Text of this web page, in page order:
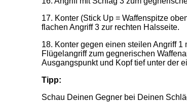
17. Konter (Stick Up = Waffenspitze
flachen Angriff 3 zur rechten Halsseite.
18. Konter gegen einen steilen Angriff 1
Flügelangriff zum gegnerischen
Ausgangspunkt und Kopf tief unter der
Tipp:
Schau Deinen Gegner bei Deinen